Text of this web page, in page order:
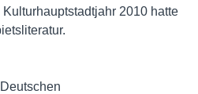
2010 hatte